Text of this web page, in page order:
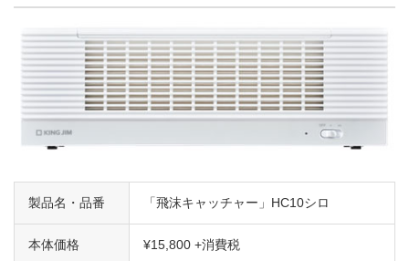
製品名・品番 「飛沫キャッチャー」HC10シロ
本体価格 ¥15,800 +消費税